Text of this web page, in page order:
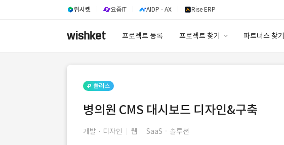
위시켓 요즘IT AIDP - AX Rise ERP
프로젝트 등록 프로젝트 찾기 파트너스 찾기
플러스
병의원 CMS 대시보드 디자인&구축
개발 · 디자인 웹 SaaSㆍ솔루션